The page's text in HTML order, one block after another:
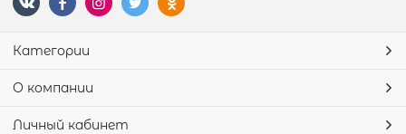
Категории
О компании
Личный кабинет